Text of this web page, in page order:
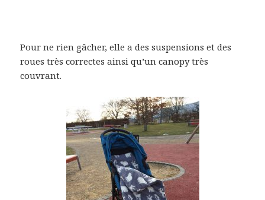
Pour ne rien gâcher, elle a des suspensions et des
roues très correctes ainsi qu’un canopy très
couvrant.